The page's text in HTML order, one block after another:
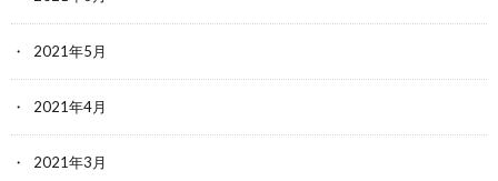
2021年5月
2021年4月
2021年3月